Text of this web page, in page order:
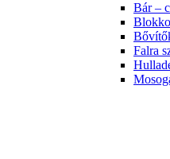
Bár –
Falra